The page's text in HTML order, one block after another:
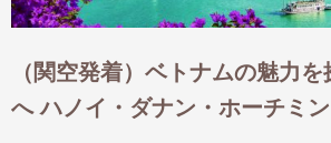
（関空発着）ベトナムの魅力
へ ハノイ・ダナン・ホーチミ